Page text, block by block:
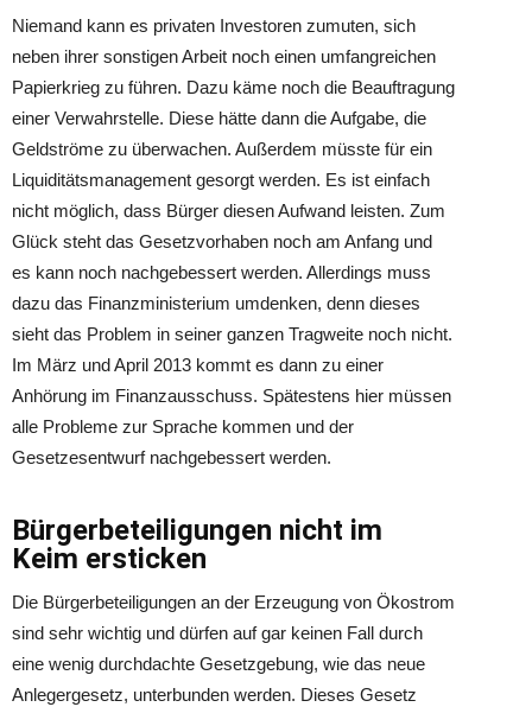
Niemand kann es privaten Investoren zumuten, sich
neben ihrer sonstigen Arbeit noch einen umfangreichen
Papierkrieg zu führen. Dazu käme noch die Beauftragung
einer Verwahrstelle. Diese hätte dann die Aufgabe, die
Geldströme zu überwachen. Außerdem müsste für ein
Liquiditätsmanagement gesorgt werden. Es ist einfach
nicht möglich, dass Bürger diesen Aufwand leisten. Zum
Glück steht das Gesetzvorhaben noch am Anfang und
es kann noch nachgebessert werden. Allerdings muss
dazu das Finanzministerium umdenken, denn dieses
sieht das Problem in seiner ganzen Tragweite noch nicht.
Im März und April 2013 kommt es dann zu einer
Anhörung im Finanzausschuss. Spätestens hier müssen
alle Probleme zur Sprache kommen und der
Gesetzesentwurf nachgebessert werden.
Bürgerbeteiligungen nicht im
Keim ersticken
Die Bürgerbeteiligungen an der Erzeugung von Ökostrom
sind sehr wichtig und dürfen auf gar keinen Fall durch
eine wenig durchdachte Gesetzgebung, wie das neue
Anlegergesetz, unterbunden werden. Dieses Gesetz